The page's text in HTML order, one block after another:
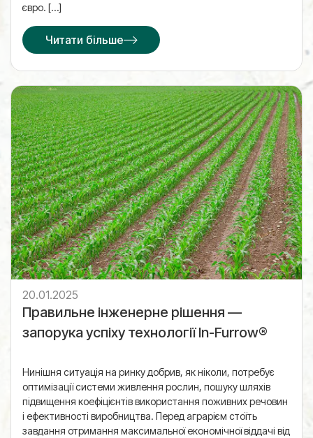
євро. […]
Читати більше
20.01.2025
Правильне інженерне рішення —
запорука успіху технології In-Furrow®
Нинішня ситуація на ринку добрив, як ніколи, потребує
оптимізації системи живлення рослин, пошуку шляхів
підвищення коефіцієнтів використання поживних речовин
і ефективності виробництва. Перед аграрієм стоїть
завдання отримання максимальної економічної віддачі від